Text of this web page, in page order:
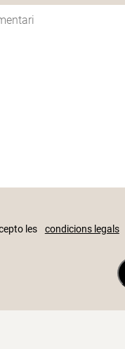
les condicions legals